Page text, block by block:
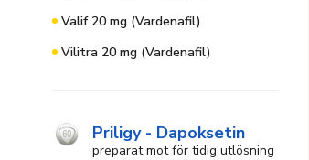
Valif 20 mg (Vardenafil)
Vilitra 20 mg (Vardenafil)
Priligy - Dapoksetin
preparat mot för tidig utlösning